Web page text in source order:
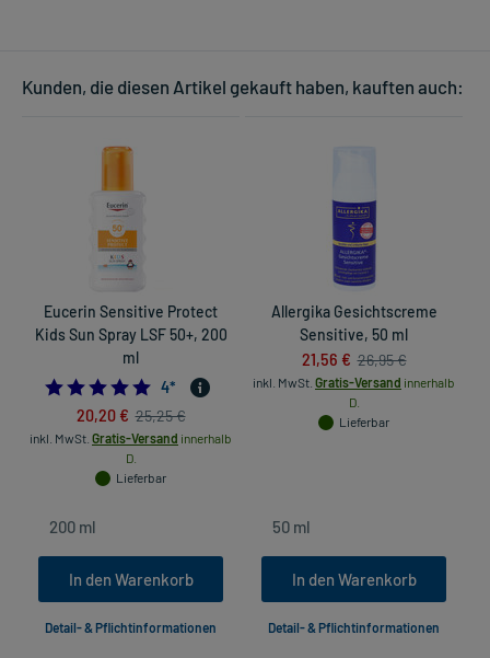
Kunden, die diesen Artikel gekauft haben, kauften auch:
Eucerin Sensitive Protect
Kids Sun Spray LSF 50+, 200
ml
5.0
4*
20,20 € 25,25 €
inkl. MwSt. Gratis-Versand innerhalb
D.
Lieferbar
In den Warenkorb
Detail- & Pflichtinformationen
Allergika Gesichtscreme
Sensitive, 50 ml
21,56 € 26,95 €
inkl. MwSt. Gratis-Versand innerhalb
D.
Lieferbar
In den Warenkorb
Detail- & Pflichtinformationen